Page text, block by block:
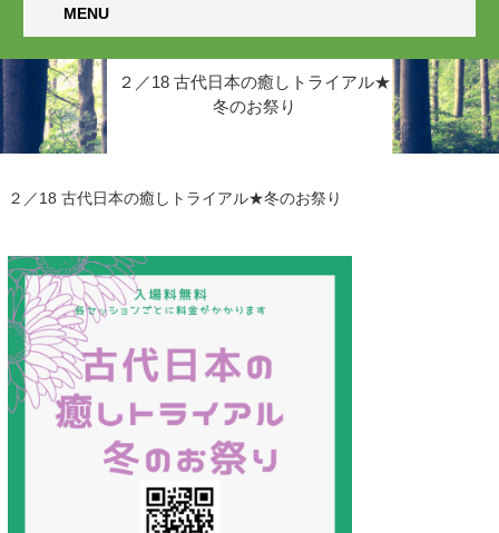
MENU
２／18 古代日本の癒しトライアル★
冬のお祭り
２／18 古代日本の癒しトライアル★冬のお祭り